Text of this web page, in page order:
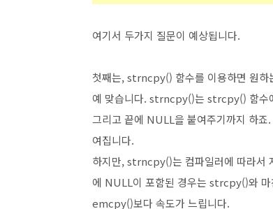
여기서 두가지 질문이 예상됩니다.
첫째는, strncpy() 함수를 이용하면 원하
예 맞습니다. strncpy()는 strcpy() 함수
그리고 끝에 NULL을 붙여주기까지 하
여집니다.
하지만, strncpy()는 컴파일러에 따라서
에 NULL이 포함된 경우는 strcpy()와 마
emcpy()보다 속도가 느립니다.